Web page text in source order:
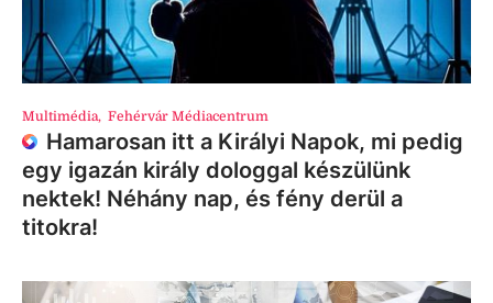
Multimédia, Fehérvár Médiacentrum
Hamarosan itt a Királyi Napok, mi pedig
egy igazán király dologgal készülünk
nektek! Néhány nap, és fény derül a
titokra!